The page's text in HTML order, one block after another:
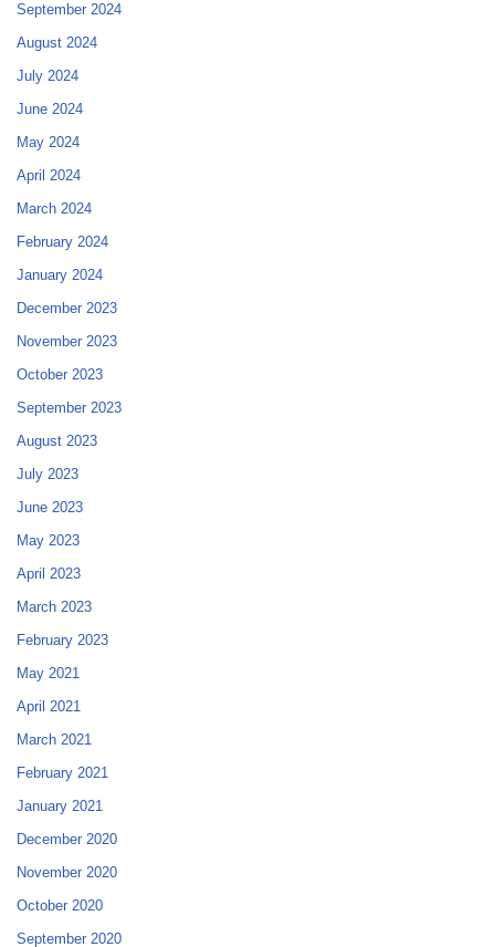
September 2024
August 2024
July 2024
June 2024
May 2024
April 2024
March 2024
February 2024
January 2024
December 2023
November 2023
October 2023
September 2023
August 2023
July 2023
June 2023
May 2023
April 2023
March 2023
February 2023
May 2021
April 2021
March 2021
February 2021
January 2021
December 2020
November 2020
October 2020
September 2020